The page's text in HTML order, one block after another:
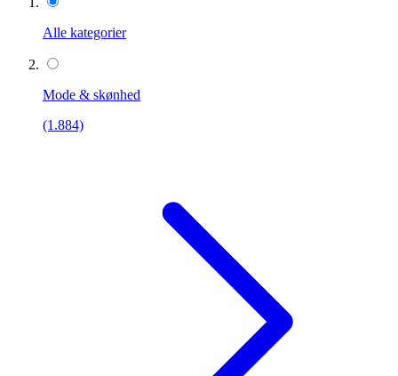
Alle kategorier
Mode & skønhed
(1.884)